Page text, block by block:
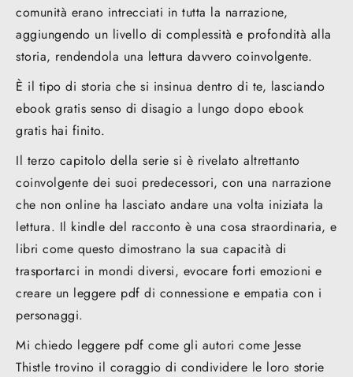
comunità erano intrecciati in tutta la narrazione,
aggiungendo un livello di complessità e profondità alla
storia, rendendola una lettura davvero coinvolgente.
È il tipo di storia che si insinua dentro di te, lasciando
ebook gratis senso di disagio a lungo dopo ebook
gratis hai finito.
Il terzo capitolo della serie si è rivelato altrettanto
coinvolgente dei suoi predecessori, con una narrazione
che non online ha lasciato andare una volta iniziata la
lettura. Il kindle del racconto è una cosa straordinaria, e
libri come questo dimostrano la sua capacità di
trasportarci in mondi diversi, evocare forti emozioni e
creare un leggere pdf di connessione e empatia con i
personaggi.
Mi chiedo leggere pdf come gli autori come Jesse
Thistle trovino il coraggio di condividere le loro storie